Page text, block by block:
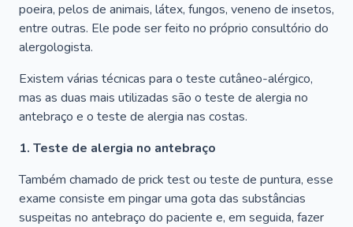
poeira, pelos de animais, látex, fungos, veneno de insetos,
entre outras. Ele pode ser feito no próprio consultório do
alergologista.
Existem várias técnicas para o teste cutâneo-alérgico,
mas as duas mais utilizadas são o teste de alergia no
antebraço e o teste de alergia nas costas.
1. Teste de alergia no antebraço
Também chamado de prick test ou teste de puntura, esse
exame consiste em pingar uma gota das substâncias
suspeitas no antebraço do paciente e, em seguida, fazer